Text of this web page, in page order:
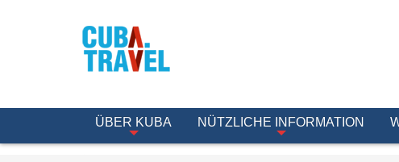
ÜBER KUBA NÜTZLICHE INFORMATION